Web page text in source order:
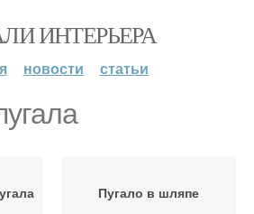
ИНТЕРЬЕРА
новости статьи
Пугало в шляпе